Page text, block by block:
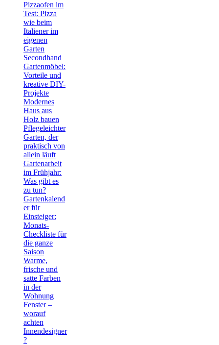
Pizzaofen im
Test: Pizza
wie beim
Italiener im
eigenen
Garten
Secondhand
Gartenmöbel:
Vorteile und
kreative DIY-
Projekte
Modernes
Haus aus
Holz bauen
Pflegeleichter
Garten, der
praktisch von
allein läuft
Gartenarbeit
im Frühjahr:
Was gibt es
zu tun?
Gartenkalend
er für
Einsteiger:
Monats-
Checkliste für
die ganze
Saison
Warme,
frische und
satte Farben
in der
Wohnung
Fenster –
worauf
achten
Innendesigner
?